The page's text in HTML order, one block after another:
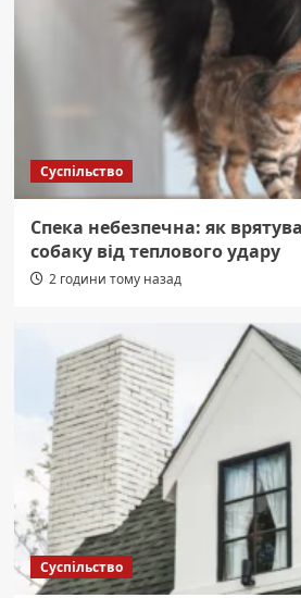
Суспільство
Спека небезпечна: як
собаку від теплового удару
2 години тому назад
Суспільство